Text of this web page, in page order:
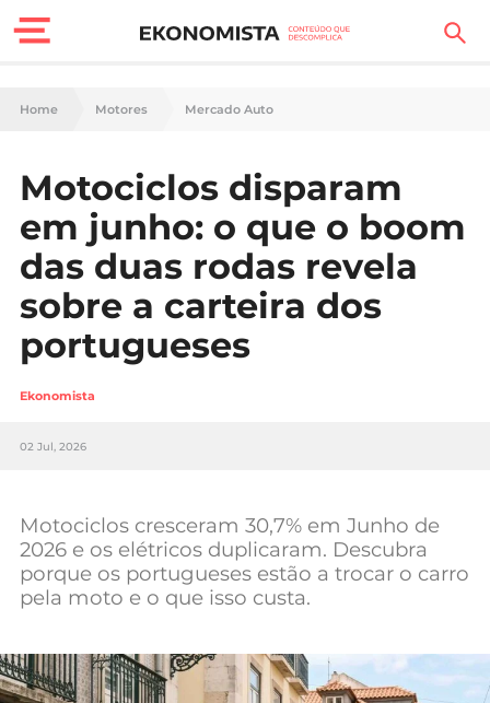
Finanças Pessoais
Carreira
Casa
Lifestyle
Sociedade
Mundial 2026
Home Motores Mercado Auto
Motociclos disparam
em junho: o que o boom
das duas rodas revela
sobre a carteira dos
portugueses
Ekonomista
02 Jul, 2026
Motociclos cresceram 30,7% em Junho de
2026 e os elétricos duplicaram. Descubra
porque os portugueses estão a trocar o carro
pela moto e o que isso custa.